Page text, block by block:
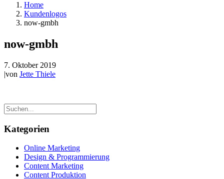
Home
Kundenlogos
now-gmbh
now-gmbh
7. Oktober 2019
|von Jette Thiele
Kategorien
Online Marketing
Design & Programmierung
Content Marketing
Content Produktion